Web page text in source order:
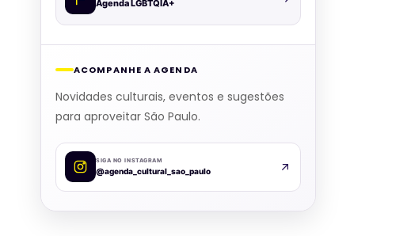
Agenda LGBTQIA+
ACOMPANHE A AGENDA
Novidades culturais, eventos e sugestões
para aproveitar São Paulo.
SIGA NO INSTAGRAM
@agenda_cultural_sao_paulo